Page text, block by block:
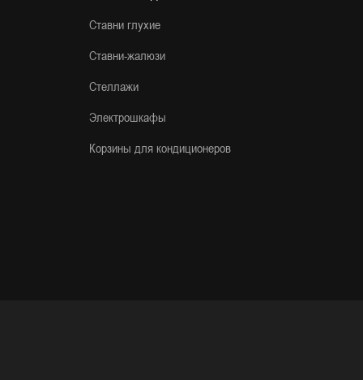
Ставни глухие
Ставни-жалюзи
Стеллажи
Электрошкафы
Корзины для кондиционеров